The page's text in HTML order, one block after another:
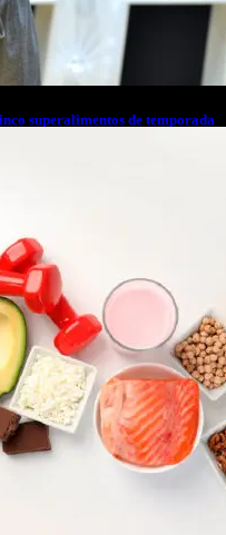
superalimentos de temporada